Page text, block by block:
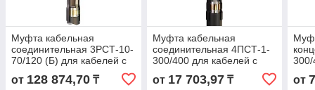
Муфта кабельная
соединительная 3РСТ-10-
70/120 (Б) для кабелей с
ЭПР изоляцией до 10 кВ с
болтовыми
от 128 874,70 ₸
Муфта кабельная
соединительная 4ПСТ-1-
300/400 для кабелей с
пластмассовой и ЭПР
изоляцией до 1кВ
от 17 703,97₸
ЭПР
от